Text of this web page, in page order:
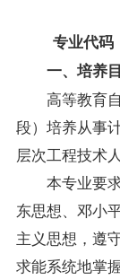
专业代码
一、培养
高等教育自
段）培养从事
层次工程技术人
本专业要求
东思想、邓小
主义思想，遵
求能系统地掌